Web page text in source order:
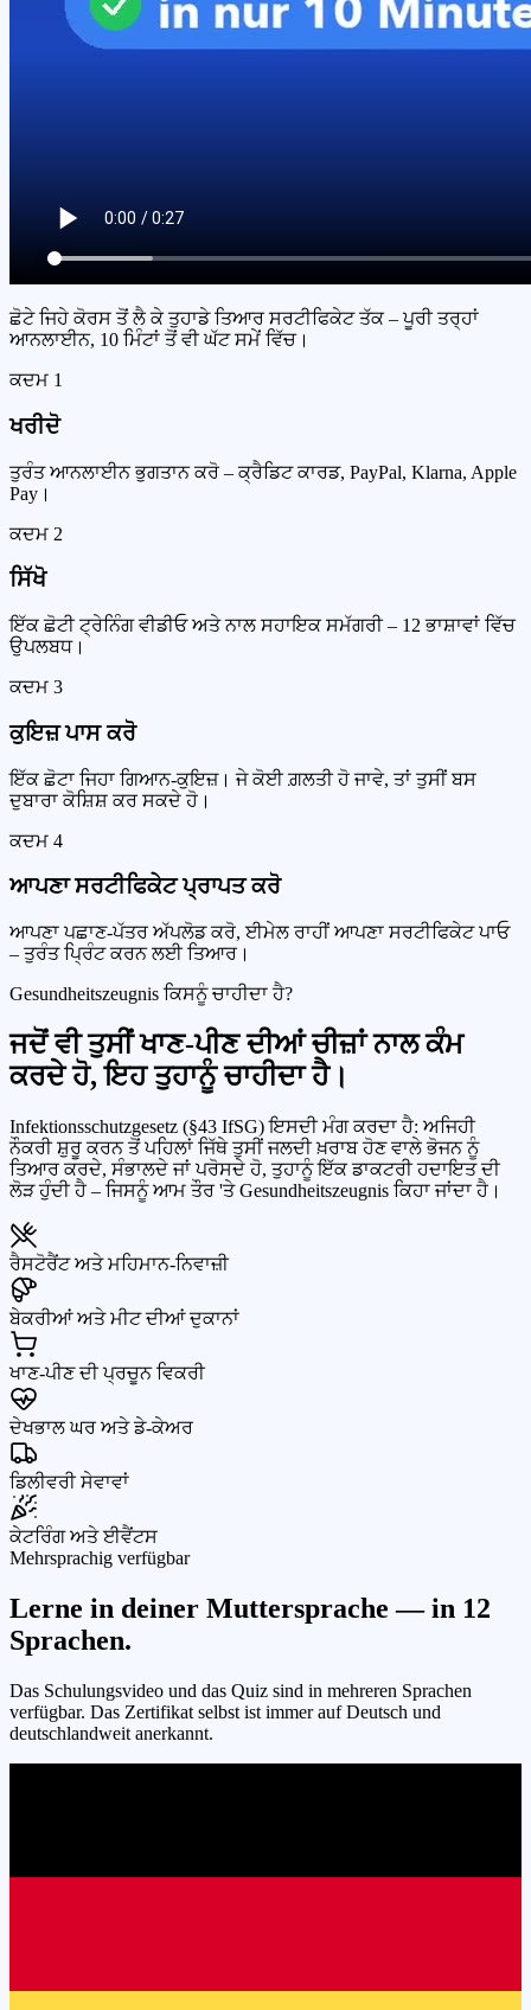
ਛੋਟੇ ਜਿਹੇ ਕੋਰਸ ਤੋਂ ਲੈ ਕੇ ਤੁਹਾਡੇ ਤਿਆਰ ਸਰਟੀਫਿਕੇਟ ਤੱਕ – ਪੂਰੀ ਤਰ੍ਹਾਂ
ਆਨਲਾਈਨ, 10 ਮਿੰਟਾਂ ਤੋਂ ਵੀ ਘੱਟ ਸਮੇਂ ਵਿੱਚ।
ਕਦਮ 1
ਖਰੀਦੋ
ਤੁਰੰਤ ਆਨਲਾਈਨ ਭੁਗਤਾਨ ਕਰੋ – ਕ੍ਰੈਡਿਟ ਕਾਰਡ, PayPal, Klarna, Apple
Pay।
ਕਦਮ 2
ਸਿੱਖੋ
ਇੱਕ ਛੋਟੀ ਟ੍ਰੇਨਿੰਗ ਵੀਡੀਓ ਅਤੇ ਨਾਲ ਸਹਾਇਕ ਸਮੱਗਰੀ – 12 ਭਾਸ਼ਾਵਾਂ ਵਿੱਚ
ਉਪਲਬਧ।
ਕਦਮ 3
ਕੁਇਜ਼ ਪਾਸ ਕਰੋ
ਇੱਕ ਛੋਟਾ ਜਿਹਾ ਗਿਆਨ-ਕੁਇਜ਼। ਜੇ ਕੋਈ ਗ਼ਲਤੀ ਹੋ ਜਾਵੇ, ਤਾਂ ਤੁਸੀਂ ਬਸ
ਦੁਬਾਰਾ ਕੋਸ਼ਿਸ਼ ਕਰ ਸਕਦੇ ਹੋ।
ਕਦਮ 4
ਆਪਣਾ ਸਰਟੀਫਿਕੇਟ ਪ੍ਰਾਪਤ ਕਰੋ
ਆਪਣਾ ਪਛਾਣ-ਪੱਤਰ ਅੱਪਲੋਡ ਕਰੋ, ਈਮੇਲ ਰਾਹੀਂ ਆਪਣਾ ਸਰਟੀਫਿਕੇਟ ਪਾਓ
– ਤੁਰੰਤ ਪ੍ਰਿੰਟ ਕਰਨ ਲਈ ਤਿਆਰ।
Gesundheitszeugnis ਕਿਸਨੂੰ ਚਾਹੀਦਾ ਹੈ?
ਜਦੋਂ ਵੀ ਤੁਸੀਂ ਖਾਣ-ਪੀਣ ਦੀਆਂ ਚੀਜ਼ਾਂ ਨਾਲ ਕੰਮ
ਕਰਦੇ ਹੋ, ਇਹ ਤੁਹਾਨੂੰ ਚਾਹੀਦਾ ਹੈ।
Infektionsschutzgesetz (§43 IfSG) ਇਸਦੀ ਮੰਗ ਕਰਦਾ ਹੈ: ਅਜਿਹੀ
ਨੌਕਰੀ ਸ਼ੁਰੂ ਕਰਨ ਤੋਂ ਪਹਿਲਾਂ ਜਿੱਥੇ ਤੁਸੀਂ ਜਲਦੀ ਖ਼ਰਾਬ ਹੋਣ ਵਾਲੇ ਭੋਜਨ ਨੂੰ
ਤਿਆਰ ਕਰਦੇ, ਸੰਭਾਲਦੇ ਜਾਂ ਪਰੋਸਦੇ ਹੋ, ਤੁਹਾਨੂੰ ਇੱਕ ਡਾਕਟਰੀ ਹਦਾਇਤ ਦੀ
ਲੋੜ ਹੁੰਦੀ ਹੈ – ਜਿਸਨੂੰ ਆਮ ਤੌਰ 'ਤੇ Gesundheitszeugnis ਕਿਹਾ ਜਾਂਦਾ ਹੈ।
ਰੈਸਟੋਰੈਂਟ ਅਤੇ ਮਹਿਮਾਨ-ਨਿਵਾਜ਼ੀ
ਬੇਕਰੀਆਂ ਅਤੇ ਮੀਟ ਦੀਆਂ ਦੁਕਾਨਾਂ
ਖਾਣ-ਪੀਣ ਦੀ ਪ੍ਰਚੂਨ ਵਿਕਰੀ
ਦੇਖਭਾਲ ਘਰ ਅਤੇ ਡੇ-ਕੇਅਰ
ਡਿਲੀਵਰੀ ਸੇਵਾਵਾਂ
ਕੇਟਰਿੰਗ ਅਤੇ ਈਵੈਂਟਸ
Mehrsprachig verfügbar
Lerne in deiner Muttersprache — in 12
Sprachen.
Das Schulungsvideo und das Quiz sind in mehreren Sprachen
verfügbar. Das Zertifikat selbst ist immer auf Deutsch und
deutschlandweit anerkannt.